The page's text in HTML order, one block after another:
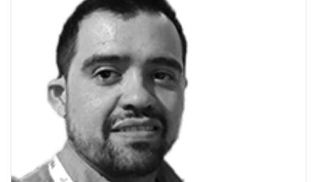
publicaciones como “Zika Virus in Salivary Glands of Five
Different Species of Wild-Caught Mosquitoes from
Mexico” en 2018; “Brief Description of: Zika Virus” en
2016.[/ubp_show_more]